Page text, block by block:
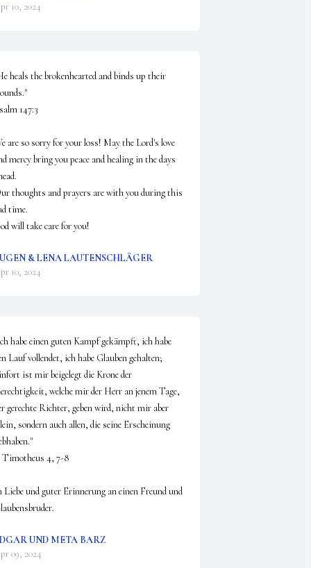
10, 2024
heals the brokenhearted and binds up their
147:3
are so sorry for your loss! May the Lord's love
mercy bring you peace and healing in the days
thoughts and prayers are with you during this
time.
will take care for you!
& LENA LAUTENSCHLÄGER
10, 2024
habe einen guten Kampf gekämpft, ich habe
Lauf vollendet, ich habe Glauben gehalten;
ist mir beigelegt die Krone der
welche mir der Herr an jenem Tage,
gerechte Richter, geben wird, nicht mir aber
sondern auch allen, die seine Erscheinung
Timotheus 4, 7-8
Liebe und guter Erinnerung an einen Freund und
UND META BARZ
09, 2024